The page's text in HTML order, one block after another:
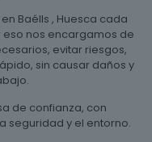
Baélls , Huesca cada
nos encargamos de
evitar riesgos,
sin causar daños y
de confianza, con
seguridad y el entorno.